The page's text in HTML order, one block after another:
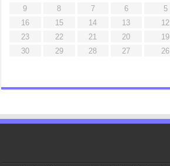
5
6
7
8
9
12
13
14
15
16
19
20
21
22
23
26
27
28
29
30